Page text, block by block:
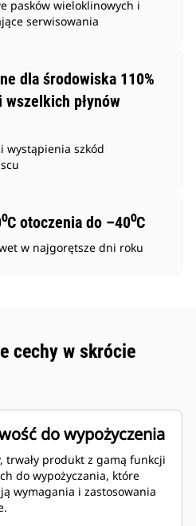
pasków wieloklinowych i
serwisowania
dla środowiska 110%
płynów
wystąpienia szkód
otoczenia do –40⁰C
w najgorętsze dni roku
cechy w skrócie
do wypożyczenia
trwały produkt z gamą funkcji
do wypożyczania, które
wymagania i zastosowania